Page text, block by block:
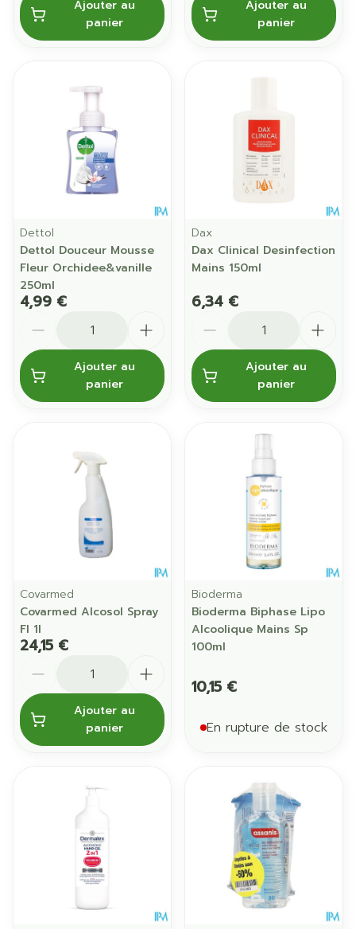
Ajouter au
panier
Ajouter au
panier
Dettol
Dettol Douceur Mousse
Fleur Orchidee&vanille
250ml
4,99 €
Ajouter au
panier
Dax
Dax Clinical Desinfection
Mains 150ml
6,34 €
Ajouter au
panier
Covarmed
Covarmed Alcosol Spray
Fl 1l
24,15 €
Ajouter au
panier
Bioderma
Bioderma Biphase Lipo
Alcoolique Mains Sp
100ml
10,15 €
En rupture de stock